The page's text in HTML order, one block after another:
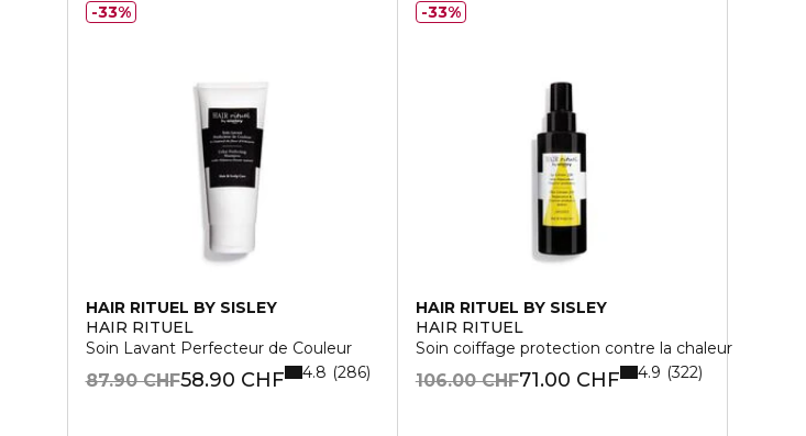
HAIR RITUEL BY SISLEY
HAIR RITUEL
Soin Lavant Perfecteur de Couleur
58.90 CHF
87.90 CHF 4.8 286
33%
HAIR RITUEL BY SISLEY
HAIR RITUEL
Soin coiffage protection contre la chaleur
71.00 CHF
106.00 CHF 4.9 322
33%